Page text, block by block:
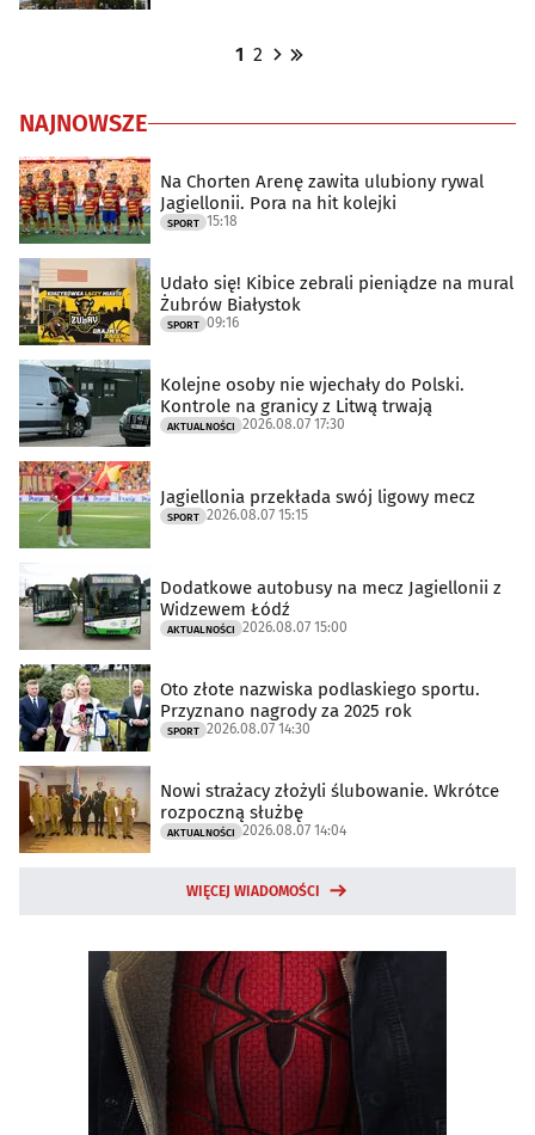
1 2
NAJNOWSZE
Na Chorten Arenę zawita ulubiony rywal
Jagiellonii. Pora na hit kolejki
SPORT 15:18
Udało się! Kibice zebrali pieniądze na mural
Żubrów Białystok
SPORT 09:16
Kolejne osoby nie wjechały do Polski.
Kontrole na granicy z Litwą trwają
AKTUALNOŚCI 2026.08.07 17:30
Jagiellonia przekłada swój ligowy mecz
SPORT 2026.08.07 15:15
Dodatkowe autobusy na mecz Jagiellonii z
Widzewem Łódź
AKTUALNOŚCI 2026.08.07 15:00
Oto złote nazwiska podlaskiego sportu.
Przyznano nagrody za 2025 rok
SPORT 2026.08.07 14:30
Nowi strażacy złożyli ślubowanie. Wkrótce
rozpoczną służbę
AKTUALNOŚCI 2026.08.07 14:04
WIĘCEJ WIADOMOŚCI